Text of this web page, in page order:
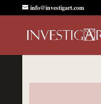
info@investigart.com